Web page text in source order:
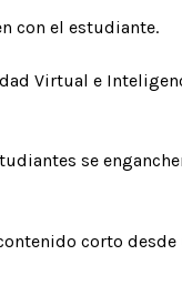
con el estudiante.
Virtual e
se
corto desde